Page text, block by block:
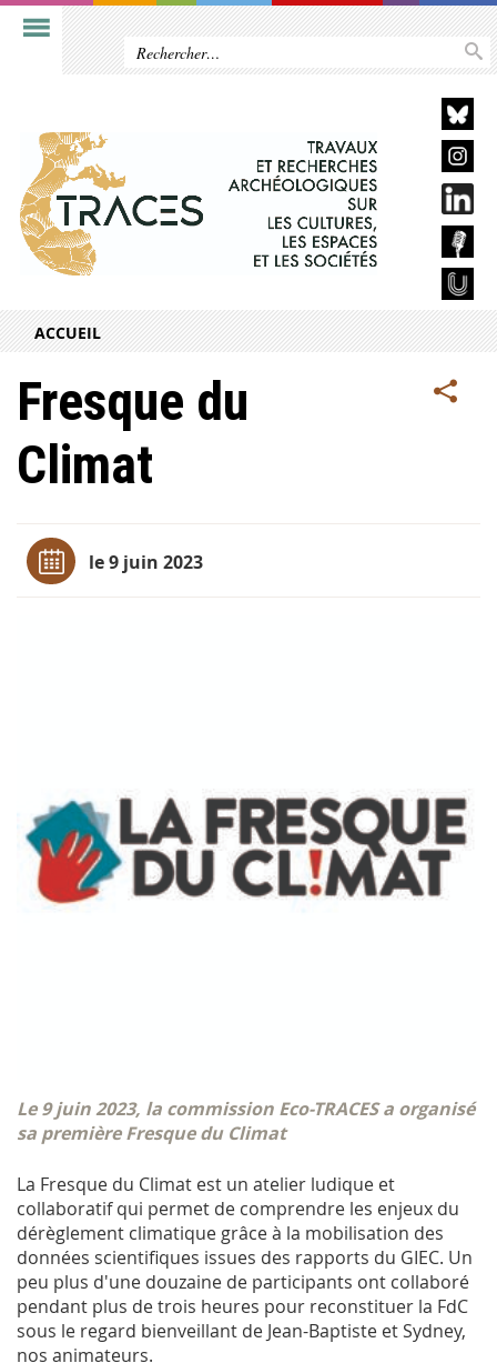
ACCUEIL
Fresque du
Climat
le 9 juin 2023
Le 9 juin 2023, la commission Eco-TRACES a organisé
sa première Fresque du Climat
La Fresque du Climat est un atelier ludique et
collaboratif qui permet de comprendre les enjeux du
dérèglement climatique grâce à la mobilisation des
données scientifiques issues des rapports du GIEC. Un
peu plus d'une douzaine de participants ont collaboré
pendant plus de trois heures pour reconstituer la FdC
sous le regard bienveillant de Jean-Baptiste et Sydney,
nos animateurs.